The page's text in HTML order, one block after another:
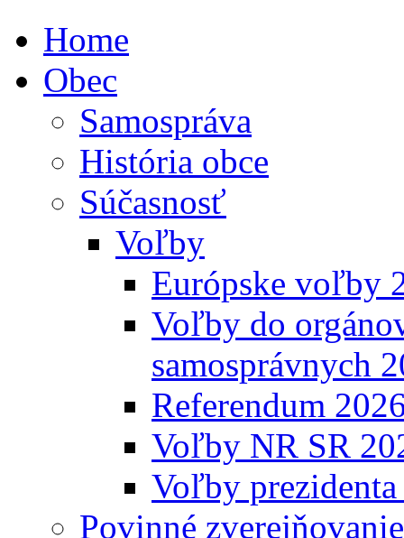
Home
Obec
Samospráva
História obce
Súčasnosť
Voľby
Európske voľby
Voľby do
samosprávnych
Referendum
Voľby NR SR
Voľby
Povinné zverejňovanie